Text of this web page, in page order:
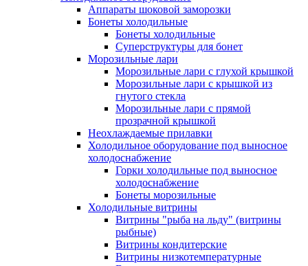
Аппараты шоковой заморозки
Бонеты холодильные
Бонеты холодильные
Суперструктуры для бонет
Морозильные лари
Морозильные лари с глухой крышкой
Морозильные лари с крышкой из
гнутого стекла
Морозильные лари с прямой
прозрачной крышкой
Неохлаждаемые прилавки
Холодильное оборудование под выносное
холодоснабжение
Горки холодильные под выносное
холодоснабжение
Бонеты морозильные
Холодильные витрины
Витрины "рыба на льду" (витрины
рыбные)
Витрины кондитерские
Витрины низкотемпературные